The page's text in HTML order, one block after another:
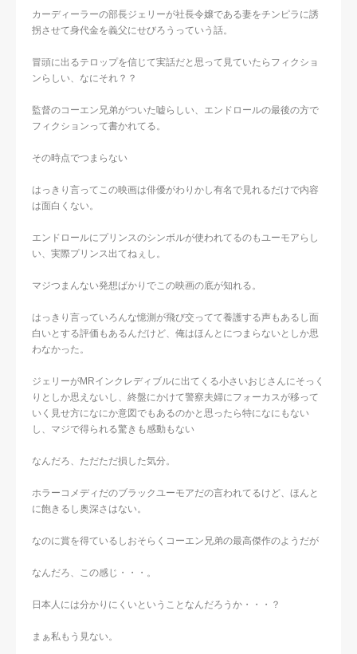
カーディーラーの部長ジェリーが社長令嬢である妻をチンピラに誘
拐させて身代金を義父にせびろうっていう話。
冒頭に出るテロップを信じて実話だと思って見ていたらフィクショ
ンらしい、なにそれ？？
監督のコーエン兄弟がついた嘘らしい、エンドロールの最後の方で
フィクションって書かれてる。
その時点でつまらない
はっきり言ってこの映画は俳優がわりかし有名で見れるだけで内容
は面白くない。
エンドロールにプリンスのシンボルが使われてるのもユーモアらし
い、実際プリンス出てねぇし。
マジつまんない発想ばかりでこの映画の底が知れる。
はっきり言っていろんな憶測が飛び交ってて養護する声もあるし面
白いとする評価もあるんだけど、俺はほんとにつまらないとしか思
わなかった。
ジェリーがMRインクレディブルに出てくる小さいおじさんにそっく
りとしか思えないし、終盤にかけて警察夫婦にフォーカスが移って
いく見せ方になにか意図でもあるのかと思ったら特になにもない
し、マジで得られる驚きも感動もない
なんだろ、ただただ損した気分。
ホラーコメディだのブラックユーモアだの言われてるけど、ほんと
に飽きるし奥深さはない。
なのに賞を得ているしおそらくコーエン兄弟の最高傑作のようだが
なんだろ、この感じ・・・。
日本人には分かりにくいということなんだろうか・・・？
まぁ私もう見ない。